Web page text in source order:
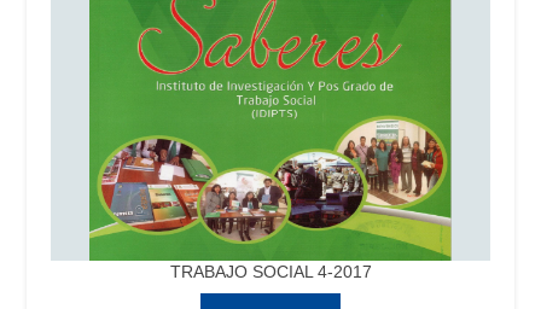
TRABAJO SOCIAL 4-2017